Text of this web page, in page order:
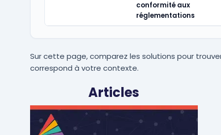
conformité aux
réglementations
Sur cette page, comparez les solutions pour
correspond à votre contexte.
Articles